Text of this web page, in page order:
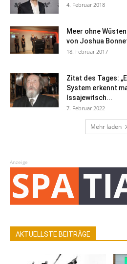
4. Februar 2018
Meer ohne
von Joshua
18. Februar 2017
Zitat des Tages:
System erkennt
Issajewitsch...
7. Februar 2022
Mehr laden
Anzeige
AKTUELLSTE BEITRÄGE